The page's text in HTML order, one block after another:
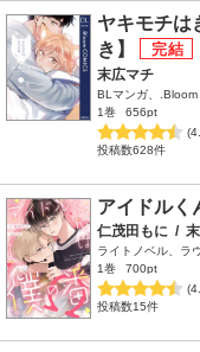
ヤキモチは
き】
末広マチ
BLマンガ、
1巻
656pt
投稿数628件
アイドルく
仁茂田もに /
ライトノベル、ラ
1巻
700pt
投稿数15件